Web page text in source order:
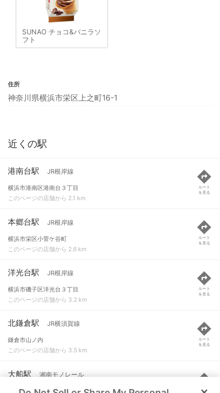
SUNAO チョコ&バニラソ
フト
住所
神奈川県横浜市栄区上之町16-1
近くの駅
港南台駅 JR根岸線
横浜市港南区港南台３丁目
このページの店舗から 2.1 km
ルート
を見る
本郷台駅 JR根岸線
横浜市栄区小菅ケ谷町
このページの店舗から 2.6 km
ルート
を見る
洋光台駅 JR根岸線
横浜市磯子区洋光台３丁目
このページの店舗から 3.2 km
ルート
を見る
北鎌倉駅 JR横須賀線
鎌倉市山ノ内
このページの店舗から 3.5 km
ルート
を見る
大船駅 湘南モノレール
鎌倉市大船１丁目
ルート